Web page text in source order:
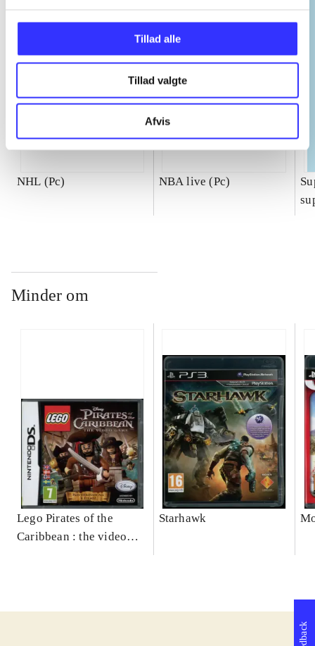
Tillad alle
Tillad valgte
Afvis
NHL (Pc) NBA live (Pc)
Minder om
Lego Pirates of the
Caribbean : the video
Starhawk